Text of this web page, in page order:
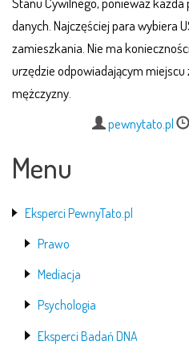
danych. Najczęściej para wybiera
zamieszkania. Nie ma
urzędzie odpowiadającym
mężczyzny.
pewnytato.pl
Menu
Eksperci PewnyTato.pl
Prawo
Mediacja
Psychologia
Eksperci Badań DNA